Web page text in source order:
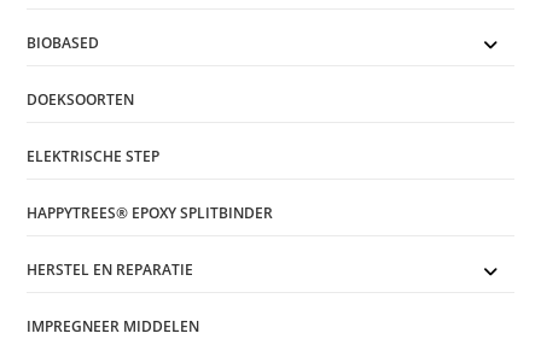
BIOBASED
DOEKSOORTEN
ELEKTRISCHE STEP
HAPPYTREES® EPOXY SPLITBINDER
HERSTEL EN REPARATIE
IMPREGNEER MIDDELEN